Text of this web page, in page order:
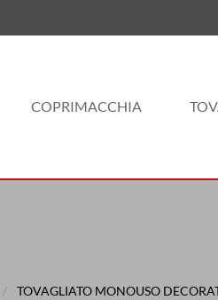
COPRIMACCHIA
TOVAGLIATO MONOUSO